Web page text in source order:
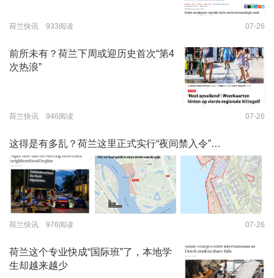
荷兰快讯 933阅读 07-26
前所未有？荷兰下周或迎历史首次“第4
次热浪”
荷兰快讯 946阅读 07-26
这得是有多乱？荷兰这里正式实行“夜间禁入令”…
荷兰快讯 976阅读 07-26
荷兰这个专业快成“国际班”了，本地学
生却越来越少